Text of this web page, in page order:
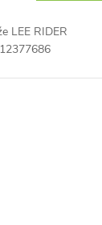
LEE RIDER